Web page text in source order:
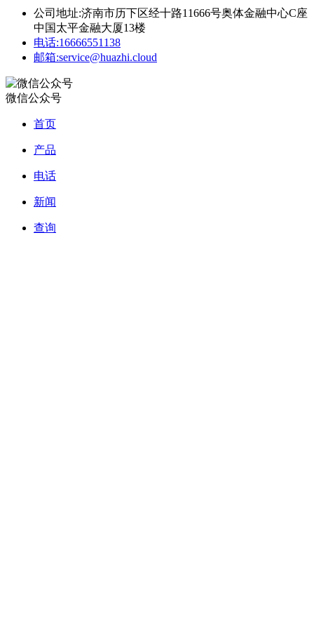
公司地址:济南市历下区经十路11666号奥体金融中心C座
中国太平金融大厦13楼
电话:16666551138
邮箱:service@huazhi.cloud
微信公众号
首页
产品
电话
新闻
查询